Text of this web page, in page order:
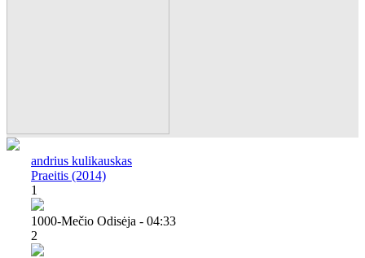
andrius kulikauskas
Praeitis (2014)
1
1000-Mečio Odisėja - 04:33
2